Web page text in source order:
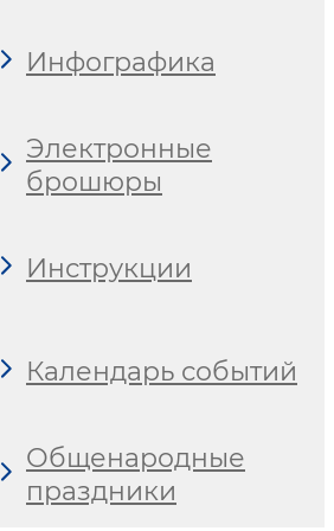
Инфографика
Электронные
брошюры
Инструкции
Календарь событий
Общенародные
праздники